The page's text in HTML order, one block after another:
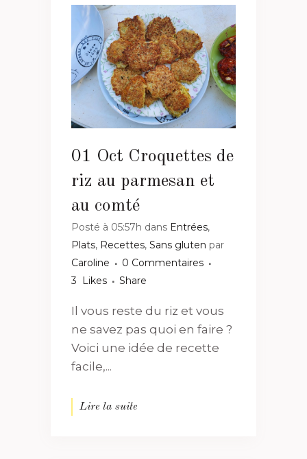
01 Oct Croquettes de
riz au parmesan et
au comté
Posté à 05:57h dans Entrées,
Plats, Recettes, Sans gluten par
Caroline
0 Commentaires
3
Likes Share
Il vous reste du riz et vous
ne savez pas quoi en faire ?
Voici une idée de recette
facile,...
Lire la suite